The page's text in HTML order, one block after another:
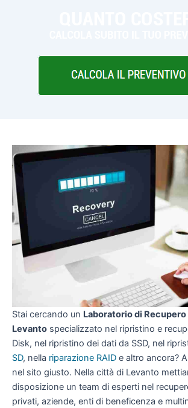
Stai cercando un Laboratorio di
Levanto specializzato nel ripristino e
Disk, nel ripristino dei dati da SSD, nel
SD, nella riparazione RAID e altro ancora?
nel sito giusto. Nella città di Levanto
disposizione un team di esperti nel
privati, aziende, enti di beneficenza e